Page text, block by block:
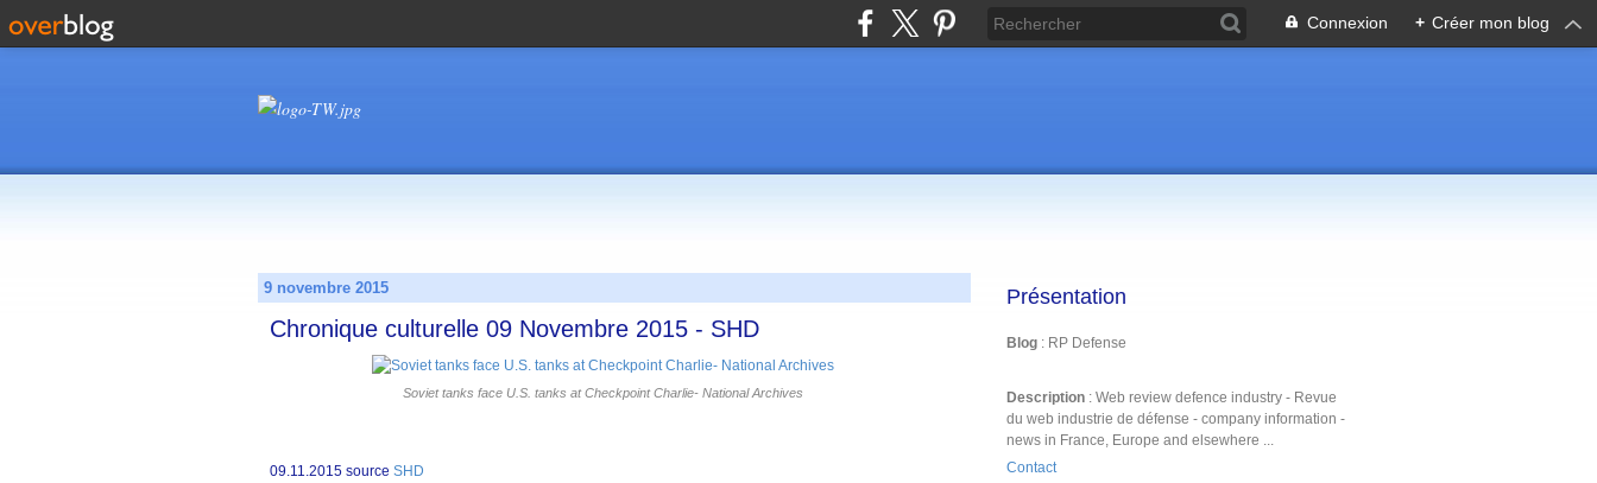
Connexion + Créer mon blog
9 novembre 2015
Chronique culturelle 09 Novembre 2015 - SHD
Soviet tanks face U.S. tanks at Checkpoint Charlie- National Archives
09.11.2015 source SHD
Présentation
Blog : RP Defense
Description : Web review defence industry - Revue
du web industrie de défense - company information -
news in France, Europe and elsewhere ...
Contact